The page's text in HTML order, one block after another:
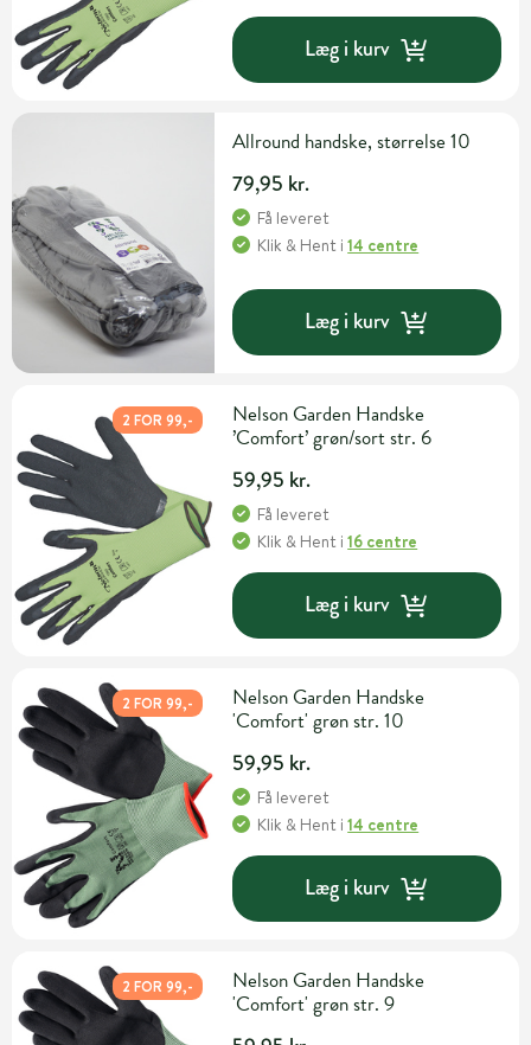
Læg i kurv
Allround handske, størrelse 10
79,95 kr.
Få leveret
Klik & Hent i14 centre
Læg i kurv
2 FOR 99,-
Nelson Garden Handske
’Comfort’ grøn/sort str. 6
59,95 kr.
Få leveret
Klik & Hent i16 centre
Læg i kurv
2 FOR 99,-
Nelson Garden Handske
'Comfort' grøn str. 10
59,95 kr.
Få leveret
Klik & Hent i14 centre
Læg i kurv
2 FOR 99,-
Nelson Garden Handske
'Comfort' grøn str. 9